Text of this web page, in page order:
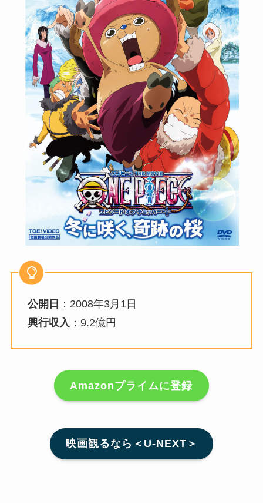
公開日 ：2008年3月1日
興行収入 ：9.2億円
Amazonプライムに登録
映画観るなら＜U-NEXT＞